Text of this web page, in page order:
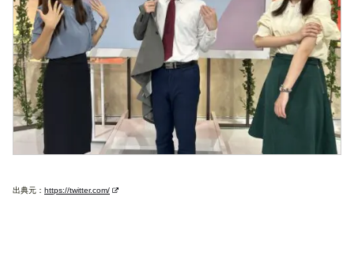
出典元： https://twitter.com/